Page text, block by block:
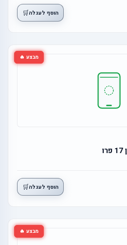
הוסף לעגלה🛒
מבצע 🔥
הוסף לעגלה🛒
מבצע 🔥